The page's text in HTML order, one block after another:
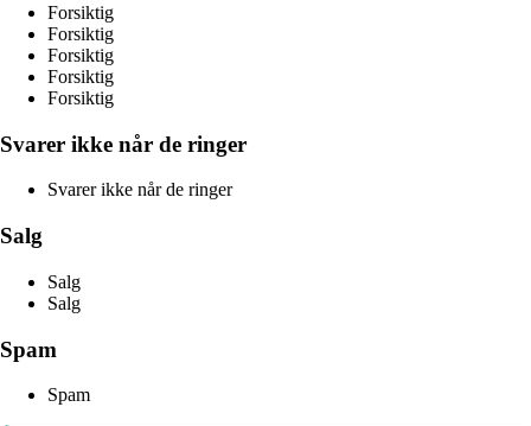
Forsiktig
Forsiktig
Forsiktig
Forsiktig
Forsiktig
Svarer ikke når de ringer
Svarer ikke når de ringer
Salg
Salg
Salg
Spam
Spam